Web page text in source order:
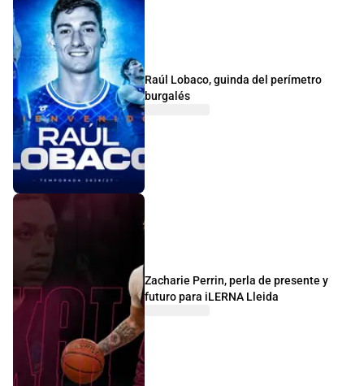
Raúl Lobaco, guinda del perímetro
burgalés
Zacharie Perrin, perla de presente y
futuro para iLERNA Lleida